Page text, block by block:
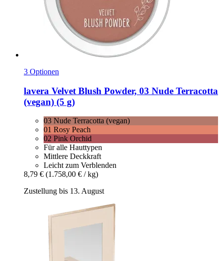
3 Optionen
lavera Velvet Blush Powder, 03 Nude Terracotta
(vegan) (5 g)
03 Nude Terracotta (vegan)
01 Rosy Peach
02 Pink Orchid
Für alle Hauttypen
Mittlere Deckkraft
Leicht zum Verblenden
8,79 € (1.758,00 € / kg)
Zustellung bis 13. August